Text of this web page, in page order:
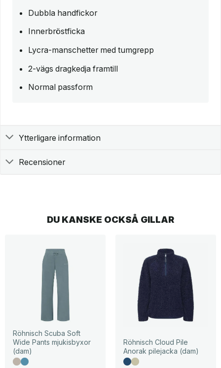
Dubbla handfickor
Innerbröstficka
Lycra-manschetter med tumgrepp
2-vägs dragkedja framtill
Normal passform
Ytterligare information
Recensioner
DU KANSKE OCKSÅ GILLAR
Röhnisch Scuba Soft
Wide Pants mjukisbyxor
(dam)
Röhnisch Cloud Pile
Anorak pilejacka (dam)